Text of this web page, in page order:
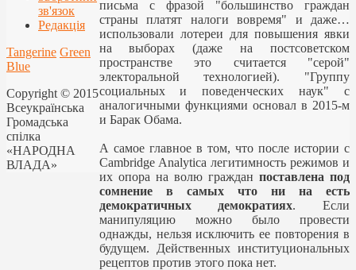
письма с фразой "большинство граждан
страны платят налоги вовремя" и даже…
использовали лотереи для повышения явки
на выборах (даже на постсоветском
пространстве это считается "серой"
электоральной технологией). "Группу
социальных и поведенческих наук" с
аналогичными функциями основал в 2015-м
и Барак Обама.
А самое главное в том, что после истории с
Cambridge Analytica легитимность режимов и
их опора на волю граждан поставлена под
сомнение в самых что ни на есть
демократичных демократиях. Если
манипуляцию можно было провести
однажды, нельзя исключить ее повторения в
будущем. Действенных институциональных
рецептов против этого пока нет.
зв'язок
Редакція
Tangerine Green
Blue
Copyright © 2015
Всеукраїнська
Громадська
спілка
«НАРОДНА
ВЛАДА»